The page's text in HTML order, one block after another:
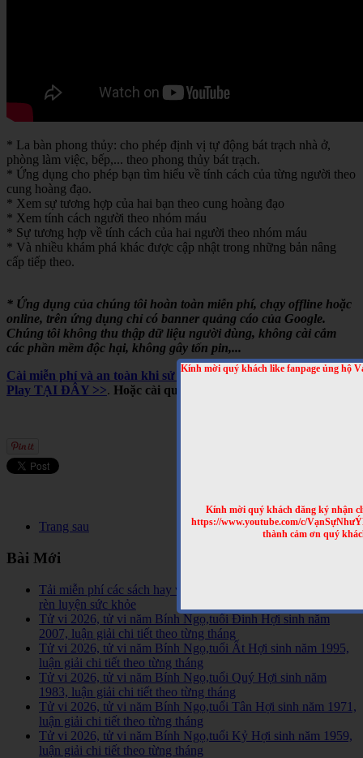
Kính mời quý khách like fanpage ủng hộ
Kính mời quý khách đăng ký nhận
https://www.youtube.com/c/
thành cảm ơn quý
* La bàn phong thủy: cho phép định vị tự động bát trạch nhà ở,
phòng làm việc, bếp,... theo phong thủy bát trạch.
* Ứng dụng cho phép bạn tìm hiểu về tính cách của từng người theo
cung hoàng đạo.
* Xem sự tương hợp của hai bạn theo cung hoàng đạo
* Xem tính cách người theo nhóm máu
* Sự tương hợp về tính cách của hai người theo nhóm máu
* Và nhiều khám phá khác được cập nhật trong những bản nâng
cấp tiếp theo.
* Ứng dụng của chúng tôi hoàn toàn miễn phí, chạy offline hoặc
online, trên ứng dụng chỉ có banner quảng cáo của Google.
Chúng tôi không thu thập dữ liệu người dùng, không cài cắm
các phần mềm độc hại, không gây tốn pin,...
Cài miễn phí và an toàn khi sử dụng cho Android, trên Google
Play TẠI ĐÂY >>. Hoặc cài qua mã QRCODE sau
Trang sau
Bài Mới
Tải miễn phí các sách hay về tinh hoa võ học trên Thế Giới,
rèn luyện sức khỏe
Tử vi 2026, tử vi năm Bính Ngọ,tuổi Đinh Hợi sinh năm
2007, luận giải chi tiết theo từng tháng
Tử vi 2026, tử vi năm Bính Ngọ,tuổi Ất Hợi sinh năm 1995,
luận giải chi tiết theo từng tháng
Tử vi 2026, tử vi năm Bính Ngọ,tuổi Quý Hợi sinh năm
1983, luận giải chi tiết theo từng tháng
Tử vi 2026, tử vi năm Bính Ngọ,tuổi Tân Hợi sinh năm 1971,
luận giải chi tiết theo từng tháng
Tử vi 2026, tử vi năm Bính Ngọ,tuổi Kỷ Hợi sinh năm 1959,
luận giải chi tiết theo từng tháng